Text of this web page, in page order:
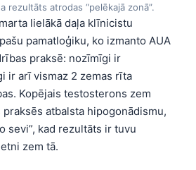
rezultāts atrodas “pelēkajā zonā”.
lielākā daļa klīnicistu
pamatloģiku, ko izmanto AUA
praksē: nozīmīgi ir
ir arī vismaz 2 zemas rīta
Kopējais testosterons zem
atbalsta hipogonādismu,
sevi”, kad rezultāts ir tuvu
zem tā.